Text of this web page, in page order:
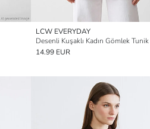
LCW EVERYDAY
Desenli Kuşaklı Kadın Gömlek Tunik
14.99 EUR